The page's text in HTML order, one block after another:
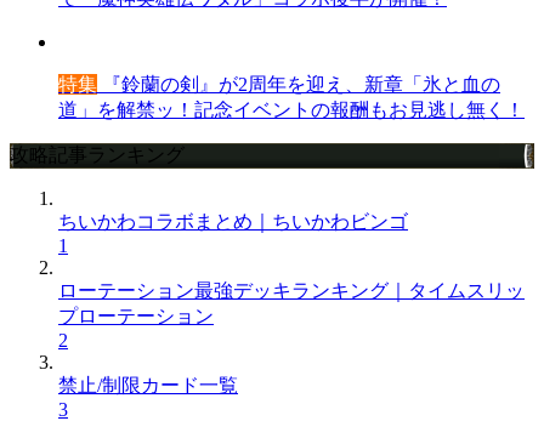
特集 『鈴蘭の剣』が2周年を迎え、新章「氷と血の
道」を解禁ッ！記念イベントの報酬もお見逃し無く！
攻略記事ランキング
ちいかわコラボまとめ｜ちいかわビンゴ
1
ローテーション最強デッキランキング｜タイムスリッ
プローテーション
2
禁止/制限カード一覧
3